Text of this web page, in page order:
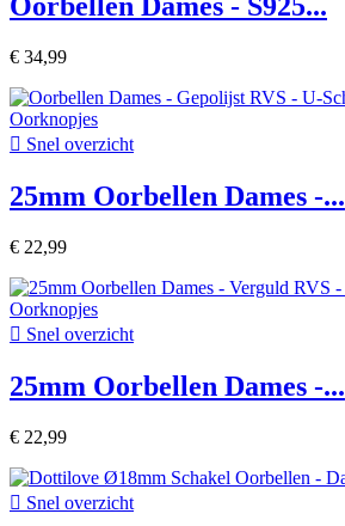
Oorbellen Dames - S925...
€ 34,99
 Snel overzicht
25mm Oorbellen Dames -...
€ 22,99
 Snel overzicht
25mm Oorbellen Dames -...
€ 22,99
 Snel overzicht